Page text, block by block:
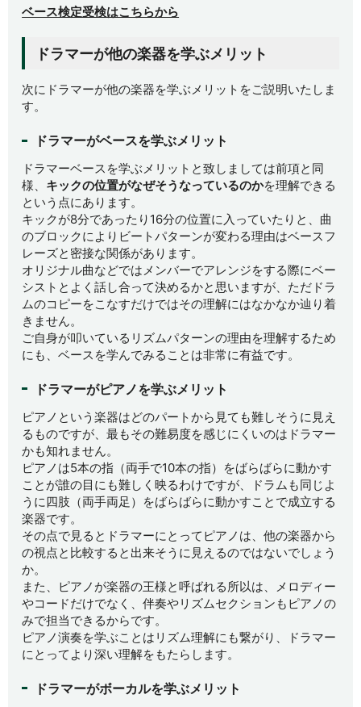
ベース検定受検はこちらから
ドラマーが他の楽器を学ぶメリット
次にドラマーが他の楽器を学ぶメリットをご説明いたしま
す。
ドラマーがベースを学ぶメリット
ドラマーベースを学ぶメリットと致しましては前項と同
様、 キックの位置がなぜそうなっているのかを理解できる
という点にあります。
キックが8分であったり16分の位置に入っていたりと、曲
のブロックによりビートパターンが変わる理由はベースフ
レーズと密接な関係があります。
オリジナル曲などではメンバーでアレンジをする際にベー
シストとよく話し合って決めるかと思いますが、ただドラ
ムのコピーをこなすだけではその理解にはなかなか辿り着
きません。
ご自身が叩いているリズムパターンの理由を理解するため
にも、ベースを学んでみることは非常に有益です。
ドラマーがピアノを学ぶメリット
ピアノという楽器はどのパートから見ても難しそうに見え
るものですが、最もその難易度を感じにくいのはドラマー
かも知れません。
ピアノは5本の指（両手で10本の指）をばらばらに動かす
ことが誰の目にも難しく映るわけですが、ドラムも同じよ
うに四肢（両手両足）をばらばらに動かすことで成立する
楽器です。
その点で見るとドラマーにとってピアノは、他の楽器から
の視点と比較すると出来そうに見えるのではないでしょう
か。
また、ピアノが楽器の王様と呼ばれる所以は、メロディー
やコードだけでなく、伴奏やリズムセクションもピアノの
みで担当できるからです。
ピアノ演奏を学ぶことはリズム理解にも繋がり、ドラマー
にとってより深い理解をもたらします。
ドラマーがボーカルを学ぶメリット